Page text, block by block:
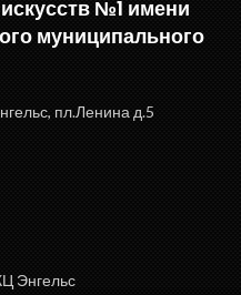
№1 имени
муниципального
пл.Ленина д.5
Энгельс